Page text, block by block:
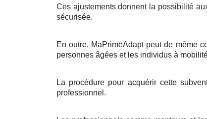
Ces ajustements donnent la possibilité
sécurisée.
En outre, MaPrimeAdapt peut de même
personnes âgées et les individus à
La procédure pour acquérir cette
professionnel.